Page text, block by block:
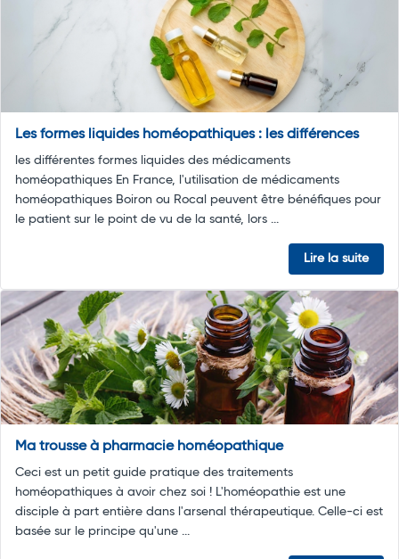
Les formes liquides homéopathiques : les différences
les différentes formes liquides des médicaments
homéopathiques En France, l'utilisation de médicaments
homéopathiques Boiron ou Rocal peuvent être bénéfiques pour
le patient sur le point de vu de la santé, lors ...
Lire la suite
Ma trousse à pharmacie homéopathique
Ceci est un petit guide pratique des traitements
homéopathiques à avoir chez soi ! L'homéopathie est une
disciple à part entière dans l'arsenal thérapeutique. Celle-ci est
basée sur le principe qu'une ...